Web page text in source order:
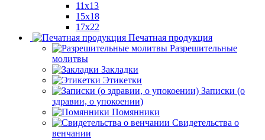
11х13
15х18
17х22
Печатная продукция
Разрешительные
молитвы
Закладки
Этикетки
Записки (о
здравии, о упокоении)
Помянники
Свидетельства о
венчании